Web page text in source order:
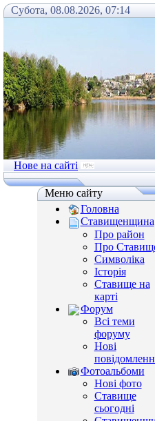
Субота, 08.08.2026, 07:14
Нове на сайті
Меню сайту
Головна
Ставищенщина
Про район
Про
Символіка
Історія
Ставище на
карті
Форум
Всі теми
форуму
Нові
Фотоальбоми
Нові фото
Ставище
сьогодні